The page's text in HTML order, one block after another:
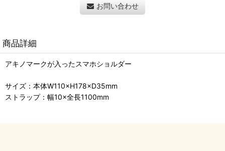
お問い合わせ
商品詳細
アキノマークが入ったスマホショルダー
サイズ：本体W110×H178×D35mm
ストラップ：幅10×全長1100mm